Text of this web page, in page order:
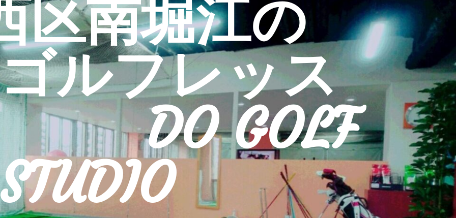
区南堀江の
ルフレッス
GOLF
STUDIO